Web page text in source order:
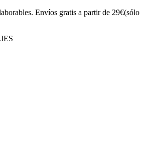
Envíos gratis a partir de 29€(sólo